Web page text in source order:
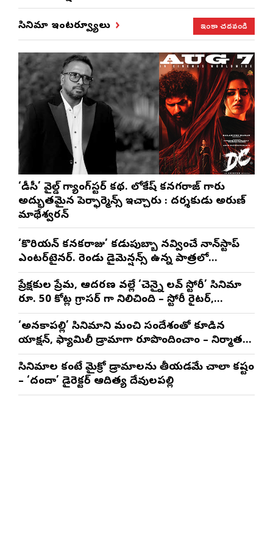
సినిమా ఇంటర్వ్యూలు ఇంకా చదవండి
‘డీసీ’ వైల్డ్ గ్యాంగ్‌స్టర్ కథ. లోకేష్ కనగరాజ్ గారు
అద్భుతమైన పెర్ఫార్మెన్స్ ఇచ్చారు : దర్శకుడు అరుణ్
మాథేశ్వరన్
‘కొరియన్ కనకరాజు’ కడుపుబ్బా నవ్వించే నాన్‌స్టాప్
ఎంటర్‌టైనర్. రెండు డైమెన్షన్స్ ఉన్న పాత్రలో
నటించడం చాలా సంతృప్తినిచ్చింది : వరుణ్ తేజ్
ప్రేక్షకుల ప్రేమ, ఆదరణ వల్లే ‘చెన్నై లవ్ స్టోరీ’ సినిమా
రూ. 50 కోట్ల గ్రాసర్ గా నిలిచింది – స్టోరీ రైటర్,
ప్రొడ్యూసర్ సాయి రాజేష్
‘అనకాపల్లి’ సినిమాని మంచి సందేశంతో కూడిన
యాక్షన్, ఫ్యామిలీ డ్రామాగా రూపొందించాం – నిర్మాతలు
త్రినాథరావు నక్కిన, కాండ్రేగుల నాయుడు
సినిమాల కంటే మైక్రో డ్రామాలను తీయడమే చాలా కష్టం
– ‘దందా’ డైరెక్ట‌ర్ ఆదిత్య దేవులపల్లి